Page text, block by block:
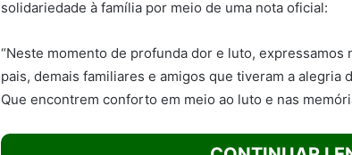
solidariedade à família por meio de uma nota oficial:
“Neste momento de profunda dor e luto,
pais, demais familiares e amigos que tiveram a alegria
Que encontrem conforto em meio ao luto e nas